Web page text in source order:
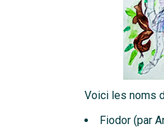
Voici les noms
Fiodor (par